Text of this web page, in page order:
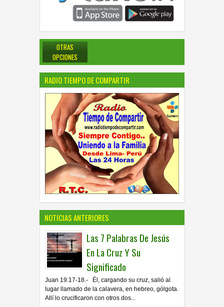
OTRAS
OPCIONES
RADIO TIEMPO DE COMPARTIR
NOTICIAS ANTERIORES
Las 7 Palabras De Jesús
En La Cruz Y Su
Significado
Juan 19:17-18.- Él, cargando su cruz, salió al
lugar llamado de la calavera, en hebreo, gólgota.
Allí lo crucificaron con otros dos...